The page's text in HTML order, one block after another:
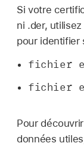
Si votre
ni .der,
pour identifier
fichier
fichier
Pour
données